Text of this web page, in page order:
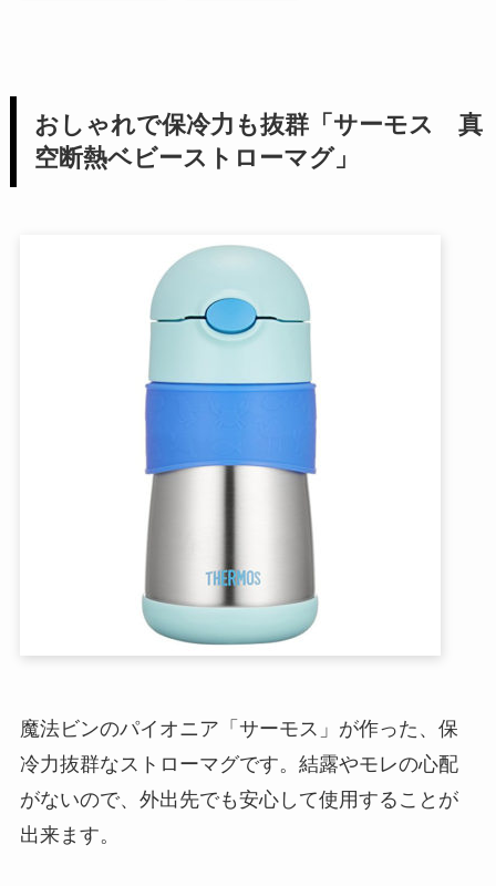
おしゃれで保冷力も抜群「サーモス 真
空断熱ベビーストローマグ」
魔法ビンのパイオニア「サーモス」が作った、保
冷力抜群なストローマグです。結露やモレの心配
がないので、外出先でも安心して使用することが
出来ます。